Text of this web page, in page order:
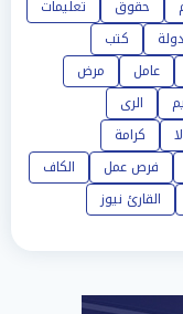
حقوق
تعليمات
كتب
عامل
مرض
الرى
كرامة
فرص عمل
الكاف
القارئ نيوز